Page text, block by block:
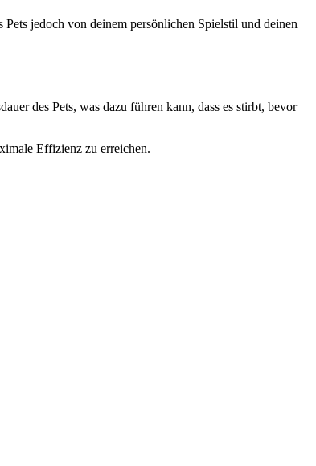
jedoch von deinem persönlichen Spielstil und deinen
des Pets, was dazu führen kann, dass es stirbt, bevor
Effizienz zu erreichen.